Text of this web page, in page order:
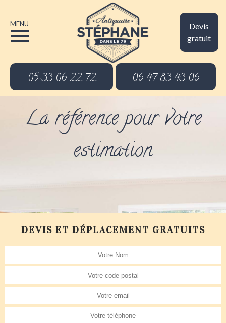
Devis
gratuit
MENU
05 33 06 22 72 06 47 83 43 06
La référence pour votre
estimation
DEVIS ET DÉPLACEMENT GRATUITS